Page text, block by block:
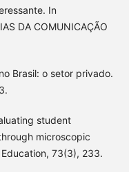
In
DA COMUNICAÇÃO
Brasil: o setor privado.
student
microscopic
73(3), 233.